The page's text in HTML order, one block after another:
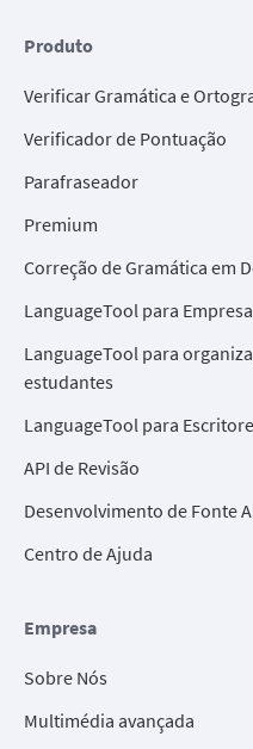
Produto
Verificar Gramática e
Verificador de Pontuação
Parafraseador
Premium
Correção de Gramática em
LanguageTool para
LanguageTool para
estudantes
LanguageTool para
API de Revisão
Desenvolvimento de Fonte
Centro de Ajuda
Empresa
Sobre Nós
Multimédia avançada